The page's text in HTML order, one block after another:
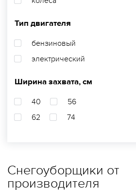
Тип двигателя
бензиновый
электрический
Ширина захвата, см
40
56
62
74
Снегоуборщики от
производителя